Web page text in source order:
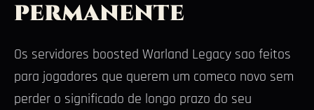
permanente
Os servidores boosted Warland Legacy sao feitos
para jogadores que querem um comeco novo sem
perder o significado de longo prazo do seu